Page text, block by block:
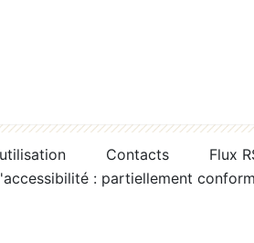
Contacts
Flux
: partiellement